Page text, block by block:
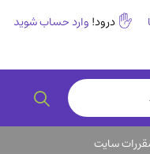
درود! وارد حساب شوید
سایت